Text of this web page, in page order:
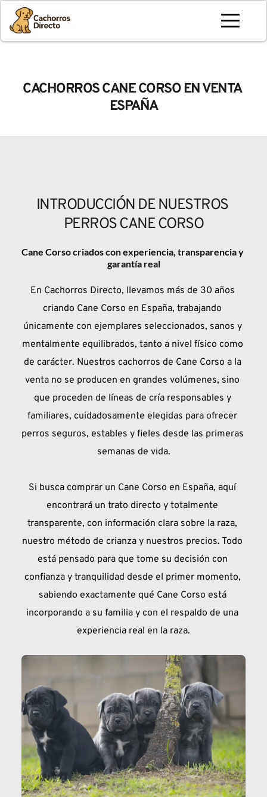
CACHORROS CANE CORSO EN VENTA
ESPAÑA
INTRODUCCIÓN DE NUESTROS
PERROS CANE CORSO
Cane Corso criados con experiencia, transparencia y
garantía real
En Cachorros Directo, llevamos más de 30 años
criando Cane Corso en España, trabajando
únicamente con ejemplares seleccionados, sanos y
mentalmente equilibrados, tanto a nivel físico como
de carácter. Nuestros cachorros de Cane Corso a la
venta no se producen en grandes volúmenes, sino
que proceden de líneas de cría responsables y
familiares, cuidadosamente elegidas para ofrecer
perros seguros, estables y fieles desde las primeras
semanas de vida.
Si busca comprar un Cane Corso en España, aquí
encontrará un trato directo y totalmente
transparente, con información clara sobre la raza,
nuestro método de crianza y nuestros precios. Todo
está pensado para que tome su decisión con
confianza y tranquilidad desde el primer momento,
sabiendo exactamente qué Cane Corso está
incorporando a su familia y con el respaldo de una
experiencia real en la raza.